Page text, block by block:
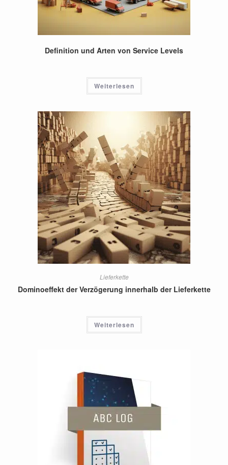
Definition und Arten von Service Levels
Weiterlesen
Lieferkette
Dominoeffekt der Verzögerung innerhalb der Lieferkette
Weiterlesen